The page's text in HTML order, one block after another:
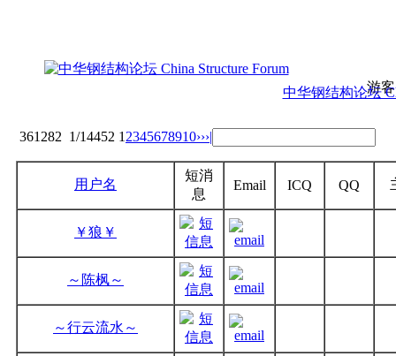
游
中华钢结构论坛
361282 1/14452 1 2345678910›››|
用户名
短消
息
Email ICQ QQ
￥狼￥
～陈枫～
～行云流水～